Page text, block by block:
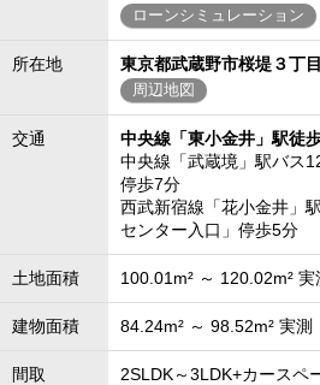
ローンシミュレーション
所在地 東京都武蔵野市桜堤３丁目
周辺地図
交通
中央線「東小金井」駅徒
中央線「武蔵境」駅バス
停歩7分
西武新宿線「花小金井」
センター入口」停歩5分
土地面積 100.01m² ～ 120.02m² 実
建物面積 84.24m² ～ 98.52m² 実測
間取 2SLDK～3LDK+カースペ